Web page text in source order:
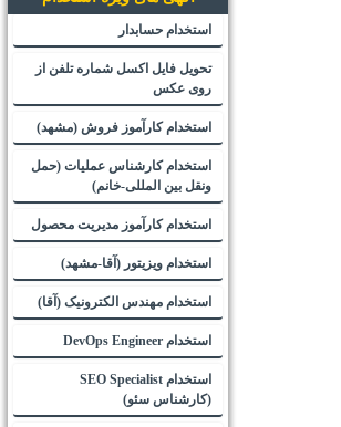
استخدام حسابدار
تحویل فایل اکسل شماره تلفن از
روی عکس
استخدام کارآموز فروش (مشهد)
استخدام کارشناس عملیات (حمل
ونقل بین المللی-خانم)
استخدام کارآموز مدیریت محصول
استخدام ویزیتور (آقا-مشهد)
استخدام مهندس الکترونیک (آقا)
استخدام DevOps Engineer
استخدام SEO Specialist
(کارشناس سئو)